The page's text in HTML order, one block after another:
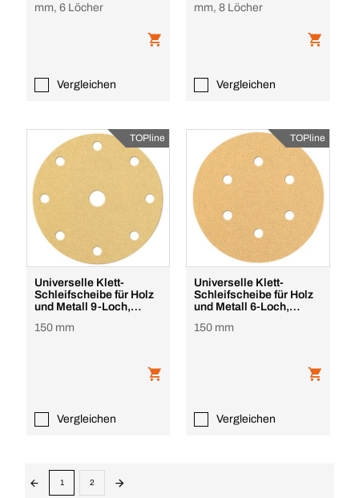
mm, 6 Löcher
Vergleichen
mm, 8 Löcher
Vergleichen
TOPline
Universelle Klett-
Schleifscheibe für Holz
und Metall 9-Loch,
150 mm
Vergleichen
TOPline
Universelle Klett-
Schleifscheibe für Holz
und Metall 6-Loch,
150 mm
Vergleichen
1 2